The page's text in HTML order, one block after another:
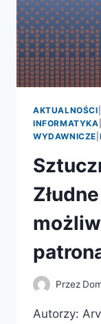
AKTUALNOŚCI
INFORMATYKA
WYDAWNICZE
Przez
Autorzy: